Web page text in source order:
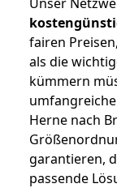
fairen
als die
kümmern
Herne nach
garantieren,
passende